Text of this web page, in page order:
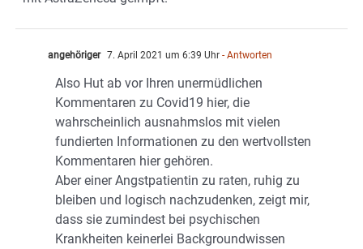
angehöriger 7. April 2021 um 6:39 Uhr - Antworten
Also Hut ab vor Ihren unermüdlichen
Kommentaren zu Covid19 hier, die
wahrscheinlich ausnahmslos mit vielen
fundierten Informationen zu den wertvollsten
Kommentaren hier gehören.
Aber einer Angstpatientin zu raten, ruhig zu
bleiben und logisch nachzudenken, zeigt mir,
dass sie zumindest bei psychischen
Krankheiten keinerlei Backgroundwissen